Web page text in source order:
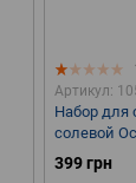
1
Артикул:
Набор для
солевой
Candy 30 ml
399 грн